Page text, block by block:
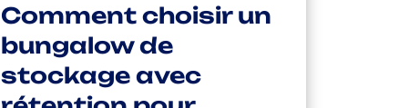
Comment choisir un
bungalow de
stockage avec